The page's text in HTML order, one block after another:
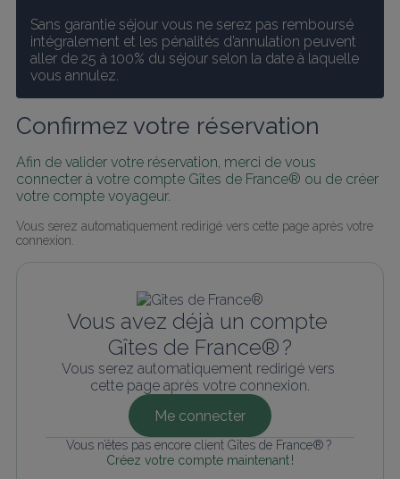
Sans garantie séjour vous ne serez pas remboursé
intégralement et les pénalités d’annulation peuvent
aller de 25 à 100% du séjour selon la date à laquelle
vous annulez.
Confirmez votre réservation
Afin de valider votre réservation, merci de vous
connecter à votre compte Gîtes de France® ou de créer
votre compte voyageur.
Vous serez automatiquement redirigé vers cette page après votre
connexion.
Vous avez déjà un compte
Gîtes de France® ?
Vous serez automatiquement redirigé vers
cette page après votre connexion.
Me connecter
Vous n’êtes pas encore client Gîtes de France® ?
Créez votre compte maintenant !